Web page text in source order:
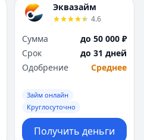
Эквазайм
4.6
Сумма
до 50 000 ₽
Срок
до 31 дней
Одобрение
Среднее
Займ онлайн
Круглосуточно
Получить деньги